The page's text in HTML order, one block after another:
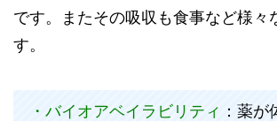
です。またその吸収も食事など様々
す。
・バイオアベイラビリティ ：薬